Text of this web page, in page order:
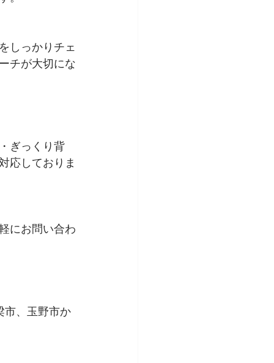
しっかりチェ
チが大切にな
ぎっくり背
応しておりま
にお問い合わ
市、玉野市か